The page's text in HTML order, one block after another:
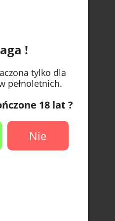
- Grape Grenade
!
tylko dla
pełnoletnich.
18 lat ?
Nie